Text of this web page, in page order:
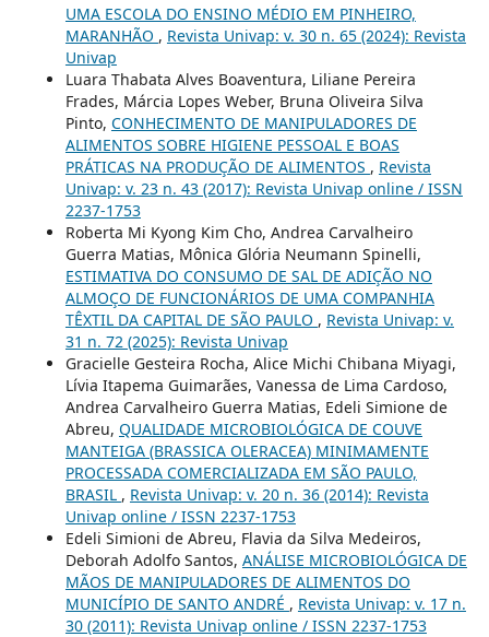
UMA ESCOLA DO ENSINO MÉDIO EM PINHEIRO,
MARANHÃO , Revista Univap: v. 30 n. 65 (2024): Revista
Univap
Luara Thabata Alves Boaventura, Liliane Pereira
Frades, Márcia Lopes Weber, Bruna Oliveira Silva
Pinto, CONHECIMENTO DE MANIPULADORES DE
ALIMENTOS SOBRE HIGIENE PESSOAL E BOAS
PRÁTICAS NA PRODUÇÃO DE ALIMENTOS , Revista
Univap: v. 23 n. 43 (2017): Revista Univap online / ISSN
2237-1753
Roberta Mi Kyong Kim Cho, Andrea Carvalheiro
Guerra Matias, Mônica Glória Neumann Spinelli,
ESTIMATIVA DO CONSUMO DE SAL DE ADIÇÃO NO
ALMOÇO DE FUNCIONÁRIOS DE UMA COMPANHIA
TÊXTIL DA CAPITAL DE SÃO PAULO , Revista Univap: v.
31 n. 72 (2025): Revista Univap
Gracielle Gesteira Rocha, Alice Michi Chibana Miyagi,
Lívia Itapema Guimarães, Vanessa de Lima Cardoso,
Andrea Carvalheiro Guerra Matias, Edeli Simione de
Abreu, QUALIDADE MICROBIOLÓGICA DE COUVE
MANTEIGA (BRASSICA OLERACEA) MINIMAMENTE
PROCESSADA COMERCIALIZADA EM SÃO PAULO,
BRASIL , Revista Univap: v. 20 n. 36 (2014): Revista
Univap online / ISSN 2237-1753
Edeli Simioni de Abreu, Flavia da Silva Medeiros,
Deborah Adolfo Santos, ANÁLISE MICROBIOLÓGICA DE
MÃOS DE MANIPULADORES DE ALIMENTOS DO
MUNICÍPIO DE SANTO ANDRÉ , Revista Univap: v. 17 n.
30 (2011): Revista Univap online / ISSN 2237-1753